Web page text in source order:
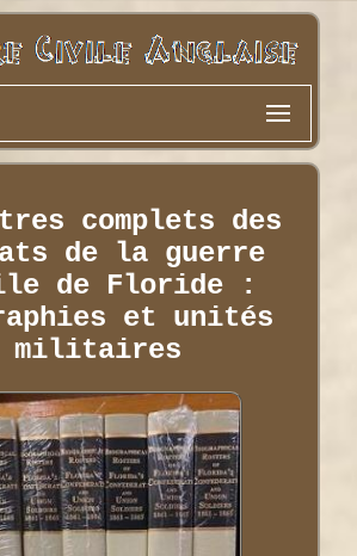
complets des
de la guerre
de Floride :
et unités
militaires